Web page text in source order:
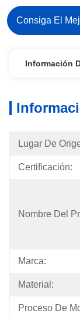
Consiga El
Información
Lugar De
Certificación:
Nombre Del
Marca:
Material:
Proceso De